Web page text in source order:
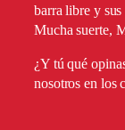
barra libre y
Mucha suerte,
¿Y tú qué
nosotros en los